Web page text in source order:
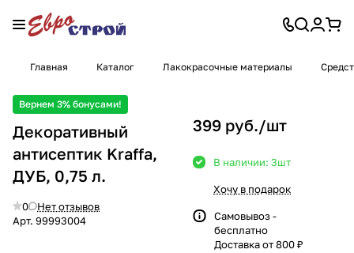
Главная Каталог Лакокрасочные материалы
Вернем 3% бонусами!
Декоративный
антисептик Kraffa,
ДУБ, 0,75 л.
0
Нет отзывов
Арт. 99993004
399 руб./шт
В наличии: 3шт
Хочу в подарок
Самовывоз -
бесплатно
Доставка от 800 ₽